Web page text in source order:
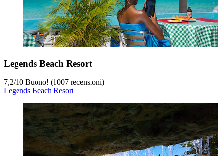
Legends Beach Resort
7,2/10 Buono! (1007 recensioni)
Legends Beach Resort